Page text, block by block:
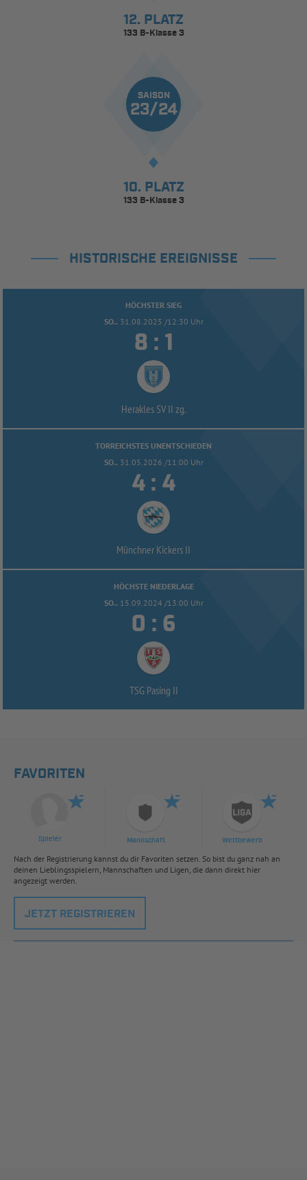
12. PLATZ
133 B-Klasse 3
SAISON
23/24
10. PLATZ
133 B-Klasse 3
HISTORISCHE EREIGNISSE
HÖCHSTER SIEG
SO.. 31.08.2025 /12:30 Uhr
 : 
Herakles SV II zg.
TORREICHSTES UNENTSCHIEDEN
SO.. 31.05.2026 /11:00 Uhr
 : 
Münchner Kickers II
HÖCHSTE NIEDERLAGE
SO.. 15.09.2024 /13:00 Uhr
 : 
TSG Pasing II
FAVORITEN
Spieler Mannschaft Wettbewerb
Nach der Registrierung kannst du dir Favoriten setzen. So bist du ganz nah an
deinen Lieblingsspielern, Mannschaften und Ligen, die dann direkt hier
angezeigt werden.
JETZT REGISTRIEREN